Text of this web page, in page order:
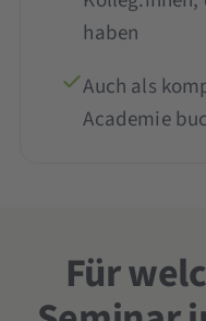
haben
Auch als
Academie
Für